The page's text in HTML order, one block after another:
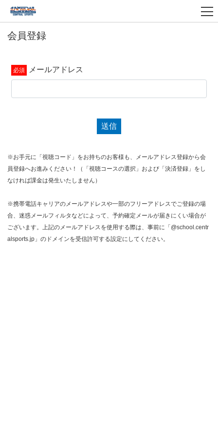
会員登録
メールアドレス
送信
※お手元に「視聴コード」をお持ちのお客様も、メールアドレス登録から会
員登録へお進みください！（「視聴コースの選択」および「決済登録」をし
なければ課金は発生いたしません）
※携帯電話キャリアのメールアドレスや一部のフリーアドレスでご登録の場
合、迷惑メールフィルタなどによって、予約確定メールが届きにくい場合が
ございます。上記のメールアドレスを使用する際は、事前に「@school.centr
alsports.jp」のドメインを受信許可する設定にしてください。